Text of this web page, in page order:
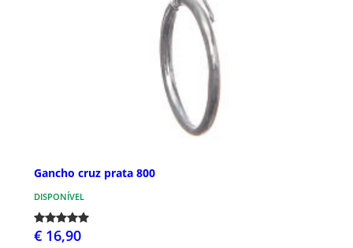
Gancho cruz prata 800
DISPONÍVEL
€ 16,90